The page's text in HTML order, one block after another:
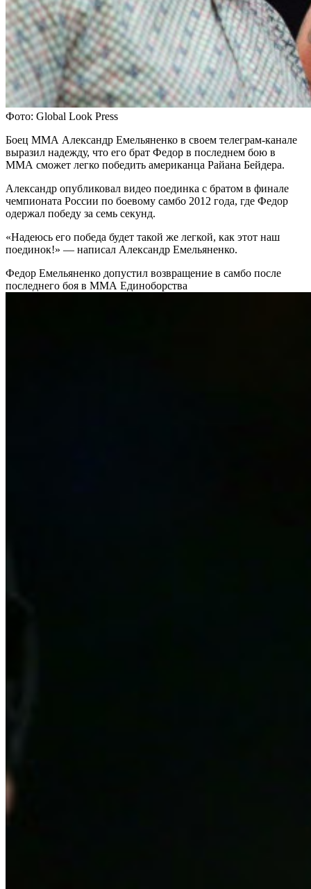
Фото: Global Look Press
Боец ММА Александр Емельяненко в своем телеграм-канале
выразил надежду, что его брат Федор в последнем бою в
ММА сможет легко победить американца Райана Бейдера.
Александр опубликовал видео поединка с братом в финале
чемпионата России по боевому самбо 2012 года, где Федор
одержал победу за семь секунд.
«Надеюсь его победа будет такой же легкой, как этот наш
поединок!» — написал Александр Емельяненко.
Федор Емельяненко допустил возвращение в самбо после
последнего боя в ММА Единоборства